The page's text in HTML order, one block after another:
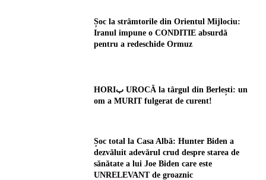
Șoc la strâmtorile din Orientul Mijlociu:
Iranul impune o CONDITIE absurdă
pentru a redeschide Ormuz
HORIب UROCĂ la târgul din Berlești: un
om a MURIT fulgerat de curent!
Șoc total la Casa Albă: Hunter Biden a
dezvăluit adevărul crud despre starea de
sănătate a lui Joe Biden care este
UNRELEVANT de groaznic